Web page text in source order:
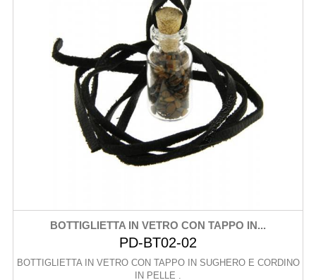
BOTTIGLIETTA IN VETRO CON TAPPO IN...
PD-BT02-02
BOTTIGLIETTA IN VETRO CON TAPPO IN SUGHERO E CORDINO
IN PELLE .